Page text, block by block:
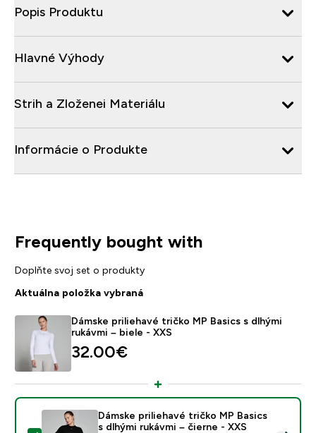
Popis Produktu
Hlavné Výhody
Strih a Zloženei Materiálu
Informácie o Produkte
Frequently bought with
Doplňte svoj set o produkty
Aktuálna položka vybraná
Dámske priliehavé tričko MP Basics s dlhými
rukávmi – biele - XXS
32.00€‎
Dámske priliehavé tričko MP Basics
s dlhými rukávmi – čierne - XXS